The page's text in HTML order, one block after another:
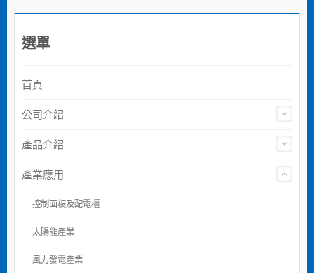
選單
首頁
公司介紹
產品介紹
產業應用
控制面板及配電櫃
太陽能產業
風力發電產業